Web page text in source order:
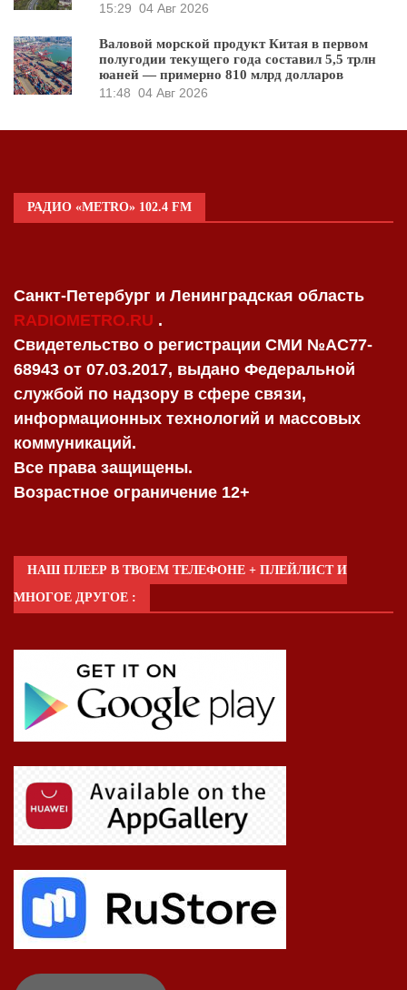
15:29 04 Авг 2026
Валовой морской продукт Китая в первом
полугодии текущего года составил 5,5 трлн
юаней — примерно 810 млрд долларов
11:48 04 Авг 2026
РАДИО «METRO» 102.4 FM
Санкт-Петербург и Ленинградская область
RADIOMETRO.RU .
Свидетельство о регистрации СМИ №AC77-
68943 от 07.03.2017, выдано Федеральной
службой по надзору в сфере связи,
информационных технологий и массовых
коммуникаций.
Все права защищены.
Возрастное ограничение 12+
НАШ ПЛЕЕР В ТВОЕМ ТЕЛЕФОНЕ + ПЛЕЙЛИСТ И
МНОГОЕ ДРУГОЕ :